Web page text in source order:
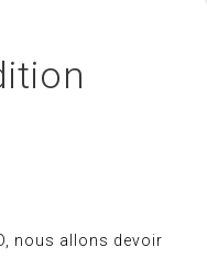
nous allons devoir